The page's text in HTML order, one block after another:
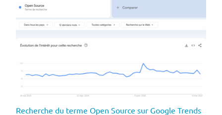
Recherche du terme Open Source sur Google Trends